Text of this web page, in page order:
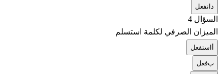
د انفعل
السؤال 4
الميزان الصرفي لكلمة استسلم
أ استفعل
بفعل